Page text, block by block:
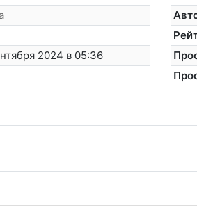
2024 в 05:36